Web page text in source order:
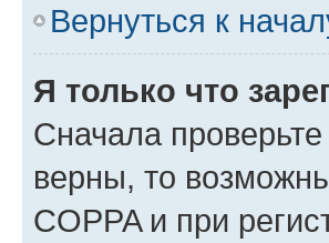
Вернуться к
Я только что
Сначала
верны, то
COPPA и при